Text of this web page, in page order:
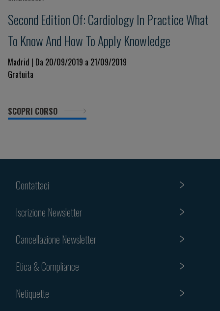
Second Edition Of: Cardiology In Practice What
To Know And How To Apply Knowledge
Madrid | Da 20/09/2019 a 21/09/2019
Gratuita
SCOPRI CORSO
Contattaci
Iscrizione Newsletter
Cancellazione Newsletter
Etica & Compliance
Netiquette